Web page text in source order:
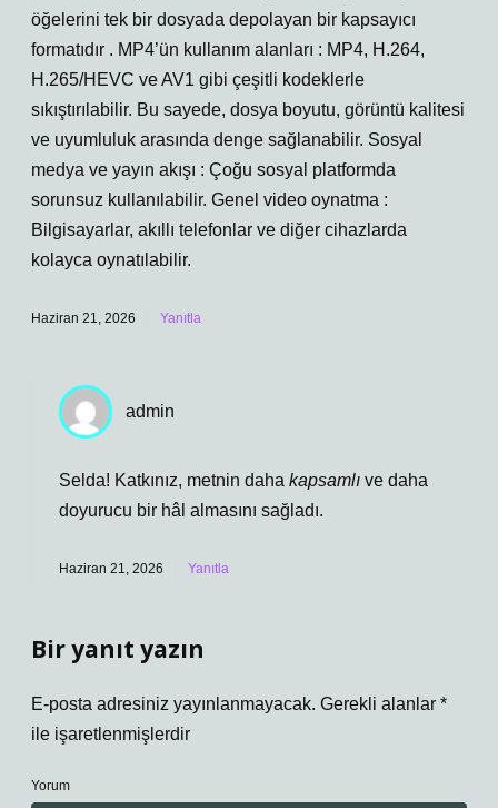
öğelerini tek bir dosyada depolayan bir kapsayıcı
formatıdır . MP4’ün kullanım alanları : MP4, H.264,
H.265/HEVC ve AV1 gibi çeşitli kodeklerle
sıkıştırılabilir. Bu sayede, dosya boyutu, görüntü kalitesi
ve uyumluluk arasında denge sağlanabilir. Sosyal
medya ve yayın akışı : Çoğu sosyal platformda
sorunsuz kullanılabilir. Genel video oynatma :
Bilgisayarlar, akıllı telefonlar ve diğer cihazlarda
kolayca oynatılabilir.
Haziran 21, 2026 Yanıtla
admin
Selda! Katkınız, metnin daha kapsamlı ve daha
doyurucu bir hâl almasını sağladı.
Haziran 21, 2026 Yanıtla
Bir yanıt yazın
E-posta adresiniz yayınlanmayacak. Gerekli alanlar *
ile işaretlenmişlerdir
Yorum